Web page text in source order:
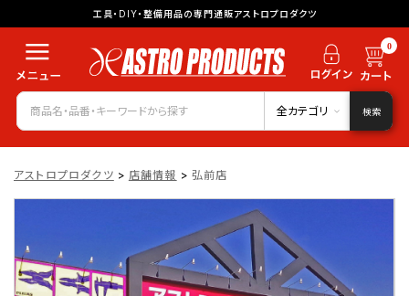
工具・DIY・整備用品の専門通販アストロプロダクツ
0
全カテゴリ 検索
アストロプロダクツ > 店舗情報 > 弘前店